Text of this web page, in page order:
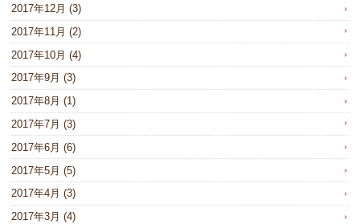
2017年12月 (3)
2017年11月 (2)
2017年10月 (4)
2017年9月 (3)
2017年8月 (1)
2017年7月 (3)
2017年6月 (6)
2017年5月 (5)
2017年4月 (3)
2017年3月 (4)